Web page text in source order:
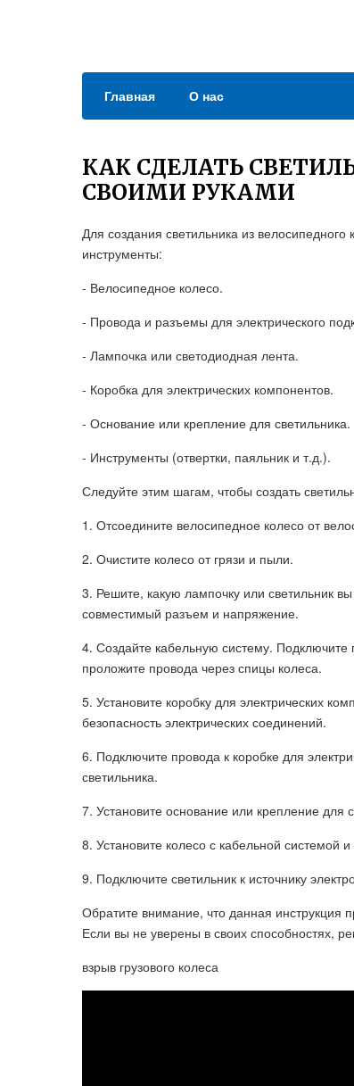
Главная О нас
КАК СДЕЛАТЬ
СВОИМИ РУКАМИ
Для создания светильника из
инструменты:
- Велосипедное колесо.
- Провода и разъемы для электрического
- Лампочка или светодиодная лента.
- Коробка для электрических компонентов.
- Основание или крепление для светильника.
- Инструменты (отвертки, паяльник и т.д.).
Следуйте этим шагам, чтобы создать
1. Отсоедините велосипедное колесо от
2. Очистите колесо от грязи и пыли.
3. Решите, какую лампочку или светильник
совместимый разъем и напряжение.
4. Создайте кабельную систему.
проложите провода через спицы колеса.
5. Установите коробку для электрических
безопасность электрических соединений.
6. Подключите провода к коробке для
светильника.
7. Установите основание или крепление для
8. Установите колесо с кабельной системой
9. Подключите светильник к источнику
Обратите внимание, что данная инструкция
Если вы не уверены в своих способностях,
взрыв грузового колеса